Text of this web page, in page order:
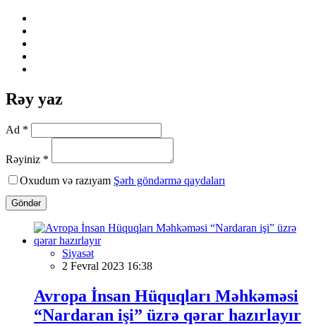
Rəy yaz
Ad *
Rəyiniz *
Oxudum və razıyam Şərh göndərmə qaydaları
Göndər
Siyasət
2 Fevral 2023 16:38
Avropa İnsan Hüquqları Məhkəməsi
“Nardaran işi” üzrə qərar hazırlayır